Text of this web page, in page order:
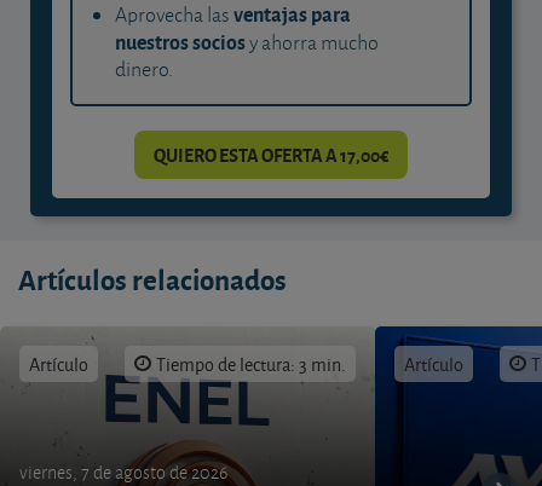
Aprovecha lasventajas para
nuestros sociosy ahorra mucho
dinero.
QUIERO ESTA OFERTA A 17,00€
Artículos relacionados
Artículo Tiempo de lectura: 3 min.
viernes, 7 de agosto de 2026
Artículo